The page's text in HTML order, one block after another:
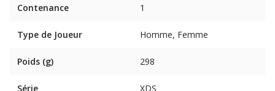
Contenance 1
Type de Joueur Homme, Femme
Poids (g) 298
Série XDS